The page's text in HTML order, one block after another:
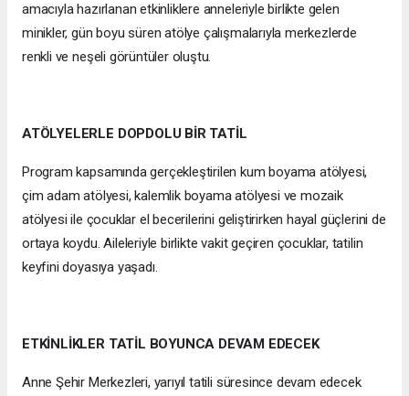
amacıyla hazırlanan etkinliklere anneleriyle birlikte gelen
minikler, gün boyu süren atölye çalışmalarıyla merkezlerde
renkli ve neşeli görüntüler oluştu.
ATÖLYELERLE DOPDOLU BİR TATİL
Program kapsamında gerçekleştirilen kum boyama atölyesi,
çim adam atölyesi, kalemlik boyama atölyesi ve mozaik
atölyesi ile çocuklar el becerilerini geliştirirken hayal güçlerini de
ortaya koydu. Aileleriyle birlikte vakit geçiren çocuklar, tatilin
keyfini doyasıya yaşadı.
ETKİNLİKLER TATİL BOYUNCA DEVAM EDECEK
Anne Şehir Merkezleri, yarıyıl tatili süresince devam edecek